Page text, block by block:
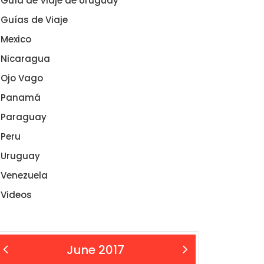
Guías de Viaje
Mexico
Nicaragua
Ojo Vago
Panamá
Paraguay
Peru
Uruguay
Venezuela
Videos
June 2017 Jul »